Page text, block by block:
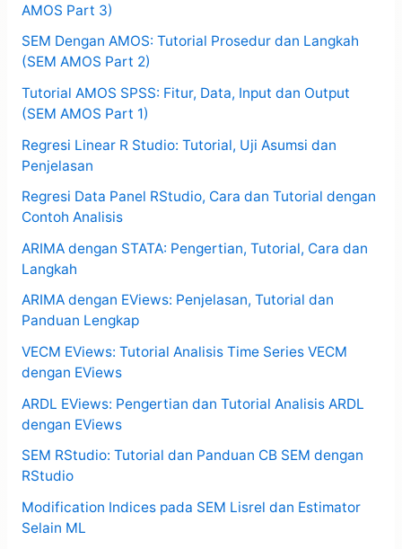
AMOS Part 3)
SEM Dengan AMOS: Tutorial Prosedur dan Langkah
(SEM AMOS Part 2)
Tutorial AMOS SPSS: Fitur, Data, Input dan Output
(SEM AMOS Part 1)
Regresi Linear R Studio: Tutorial, Uji Asumsi dan
Penjelasan
Regresi Data Panel RStudio, Cara dan Tutorial dengan
Contoh Analisis
ARIMA dengan STATA: Pengertian, Tutorial, Cara dan
Langkah
ARIMA dengan EViews: Penjelasan, Tutorial dan
Panduan Lengkap
VECM EViews: Tutorial Analisis Time Series VECM
dengan EViews
ARDL EViews: Pengertian dan Tutorial Analisis ARDL
dengan EViews
SEM RStudio: Tutorial dan Panduan CB SEM dengan
RStudio
Modification Indices pada SEM Lisrel dan Estimator
Selain ML